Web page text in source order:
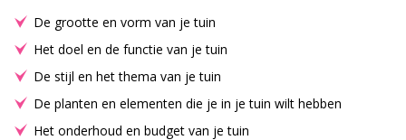
De grootte en vorm van je tuin
Het doel en de functie van je tuin
De stijl en het thema van je tuin
De planten en elementen die je in je tuin wilt hebben
Het onderhoud en budget van je tuin